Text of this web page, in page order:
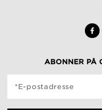
ABONNER PÅ
*E-postadresse